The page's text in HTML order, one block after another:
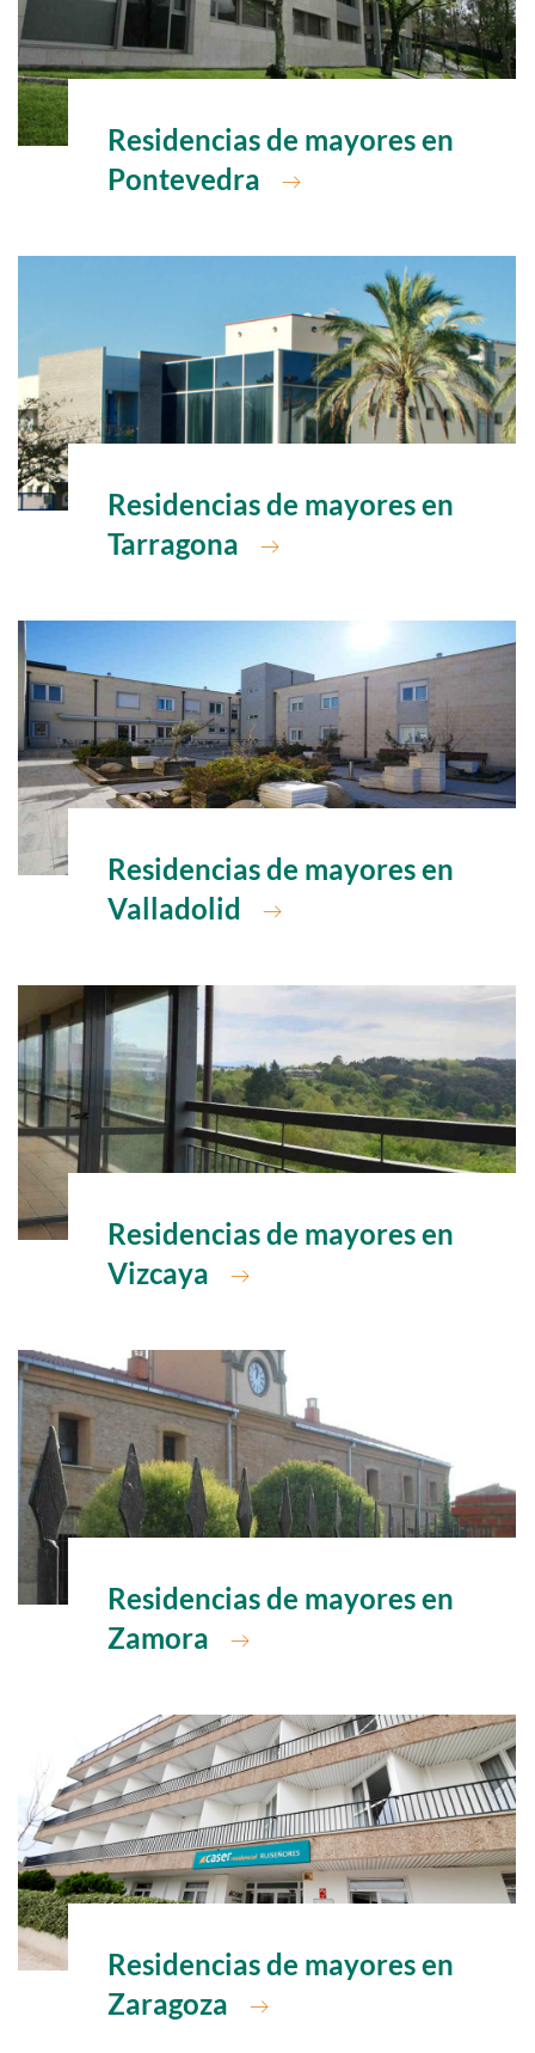
Ir a
Residencias de mayores en
Pontevedra
Ir a
Residencias de mayores en
Tarragona
Ir a
Residencias de mayores en
Valladolid
Ir a
Residencias de mayores en
Vizcaya
Ir a
Residencias de mayores en
Zamora
Ir a
Residencias de mayores en
Zaragoza